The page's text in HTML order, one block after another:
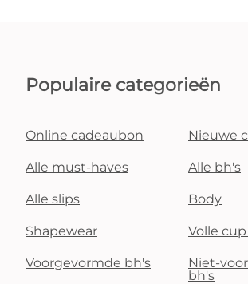
Populaire categorieën
Online cadeaubon Nieuwe
Alle must-haves Alle bh's
Alle slips Body
Shapewear Volle
Voorgevormde bh's
Niet-
bh's